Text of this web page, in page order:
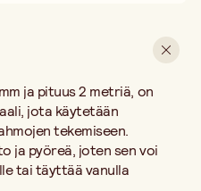
ja pituus 2 metriä, on
jota käytetään
tekemiseen.
ja pyöreä, joten sen voi
tai täyttää vanulla